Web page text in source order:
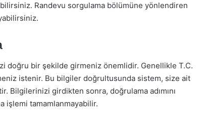
Randevu sorgulama bölümüne yönlendiren
doğru bir şekilde girmeniz önemlidir. Genellikle T.C.
istenir. Bu bilgiler doğrultusunda sistem, size ait
Bilgilerinizi girdikten sonra, doğrulama adımını
işlemi tamamlanmayabilir.